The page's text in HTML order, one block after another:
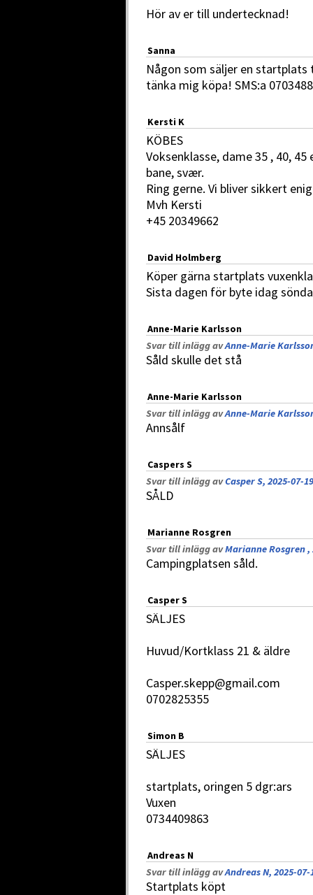
Hör av er till undertecknad!
Sanna
Någon som säljer en
tänka mig köpa! SMS:a
Kersti K
KÖBES
Voksenklasse, dame 35 , 40,
bane, svær.
Ring gerne. Vi bliver sikkert
Mvh Kersti
+45 20349662
David Holmberg
Köper gärna startplats
Sista dagen för byte idag
Anne-Marie Karlsson
Svar till inlägg avAnne-Marie
Såld skulle det stå
Anne-Marie Karlsson
Svar till inlägg avAnne-Marie
Annsålf
Caspers S
Svar till inlägg avCasper S, 2025-07-
SÅLD
Marianne Rosgren
Svar till inlägg avMarianne Rosgren ,
Campingplatsen såld.
Casper S
SÄLJES
Huvud/Kortklass 21 & äldre
Casper.skepp@gmail.com
0702825355
Simon B
SÄLJES
startplats, oringen 5 dgr:ars
Vuxen
0734409863
Andreas N
Svar till inlägg avAndreas N, 2025-07-
Startplats köpt